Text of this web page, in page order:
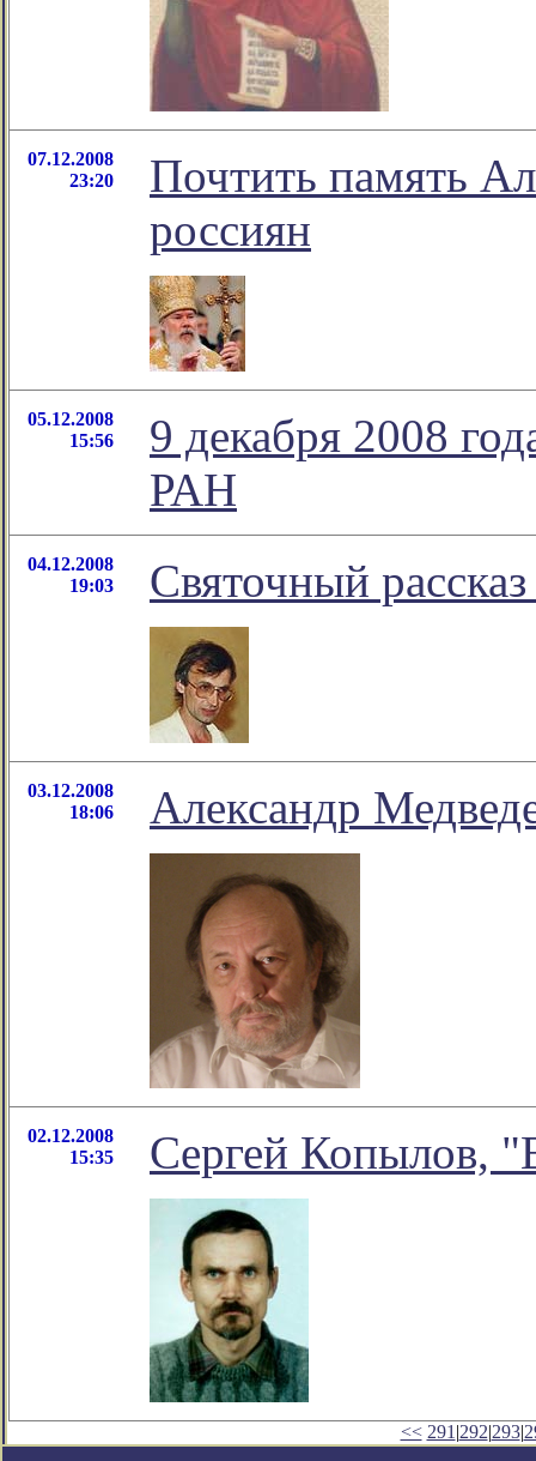
07.12.2008
23:20
Почтить память
россиян
05.12.2008
15:56
9 декабря 2008
РАН
04.12.2008
19:03
Святочный
03.12.2008
18:06
Александр
02.12.2008
15:35
Сергей Копылов,
<< 291 |292|293|